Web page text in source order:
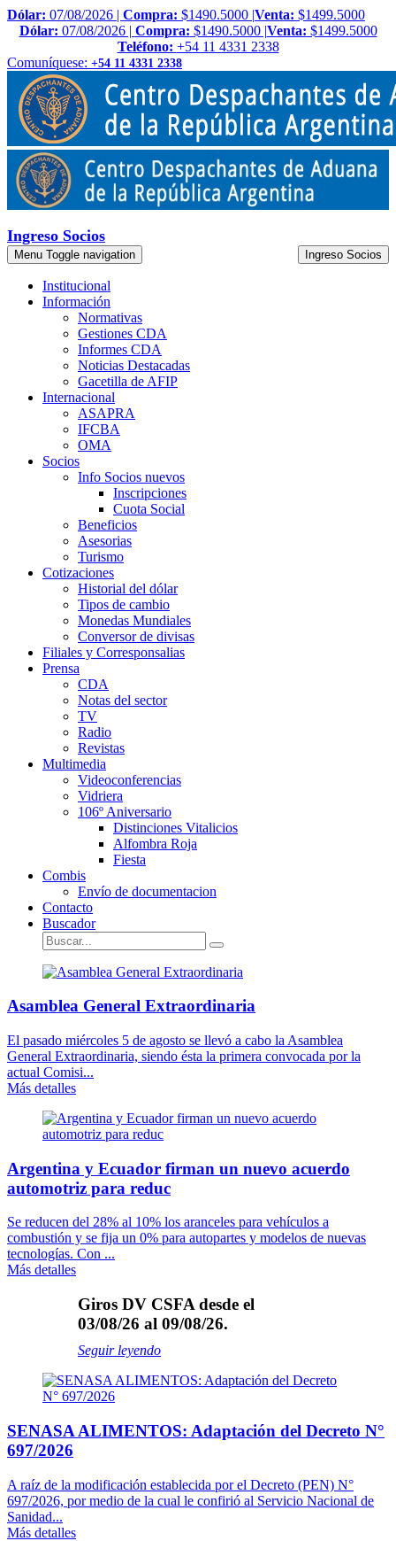
Dólar: 07/08/2026 | Compra: $1490.5000 |Venta: $1499.5000
Dólar: 07/08/2026 | Compra: $1490.5000 |Venta: $1499.5000
Teléfono: +54 11 4331 2338
Comuníquese: +54 11 4331 2338
Ingreso Socios
Menu Toggle navigation Ingreso Socios
Institucional
Información
Normativas
Gestiones CDA
Informes CDA
Noticias Destacadas
Gacetilla de AFIP
Internacional
ASAPRA
IFCBA
OMA
Socios
Info Socios nuevos
Inscripciones
Cuota Social
Beneficios
Asesorias
Turismo
Cotizaciones
Historial del dólar
Tipos de cambio
Monedas Mundiales
Conversor de divisas
Filiales y Corresponsalias
Prensa
CDA
Notas del sector
TV
Radio
Revistas
Multimedia
Videoconferencias
Vidriera
106º Aniversario
Distinciones Vitalicios
Alfombra Roja
Fiesta
Combis
Envío de documentacion
Contacto
Buscador
Asamblea General Extraordinaria
El pasado miércoles 5 de agosto se llevó a cabo la Asamblea
General Extraordinaria, siendo ésta la primera convocada por la
actual Comisi...
Más detalles
Argentina y Ecuador firman un nuevo acuerdo
automotriz para reduc
Se reducen del 28% al 10% los aranceles para vehículos a
combustión y se fija un 0% para autopartes y modelos de nuevas
tecnologías. Con ...
Más detalles
Giros DV CSFA desde el
03/08/26 al 09/08/26.
Seguir leyendo
SENASA ALIMENTOS: Adaptación del Decreto N°
697/2026
A raíz de la modificación establecida por el Decreto (PEN) N°
697/2026, por medio de la cual le confirió al Servicio Nacional de
Sanidad...
Más detalles